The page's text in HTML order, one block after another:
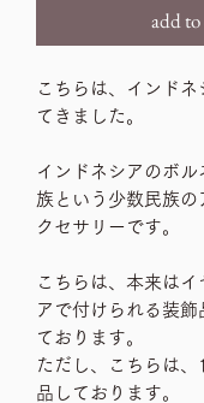
add
こちらは、インド
てきました。
インドネシアのボル
族という少数民族の
クセサリーです。
こちらは、本来は
アで付けられる装
ております。
ただし、こちらは
品しております。